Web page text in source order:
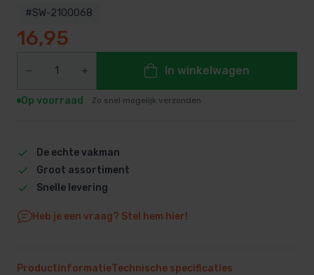
#SW-2100068
16,95
In winkelwagen
Op voorraad Zo snel mogelijk verzonden
De echte vakman
Groot assortiment
Snelle levering
Heb je een vraag? Stel hem hier!
ProductinformatieTechnische specificaties